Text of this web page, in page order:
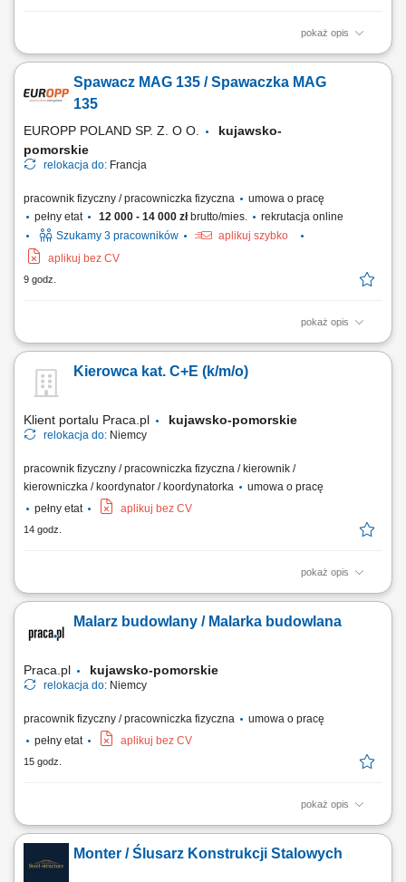
pokaż opis
Zakres działania prowadzenie własnej działalności w modelu
pozyskiwanie oraz obsługa klientów biznesowych; sprzedaż usług
marketingu internetowego (strony WWW, sklepy internetowe, social
Spawacz MAG 135 / Spawaczka MAG
135
EUROPP POLAND SP. Z. O O.
kujawsko-
pomorskie
relokacja do: Francja
pracownik fizyczny / pracowniczka fizyczna
umowa o pracę
pełny etat
12 000 - 14 000 złbrutto/mies.
rekrutacja online
Szukamy 3 pracowników
aplikuj szybko
aplikuj bez CV
9 godz.
pokaż opis
Zakres obowiązków: spawanie słupów i wsporników wykorzystywanych
stali czarnej, praca na materiałach o grubości 5–25 mm, spawanie
elementów głównie w pozycji pachwinowej (FW), kontrola jakości
Kierowca kat. C+E (k/m/o)
Klient portalu Praca.pl kujawsko-pomorskie
relokacja do: Niemcy
pracownik fizyczny / pracowniczka fizyczna / kierownik /
kierowniczka / koordynator / koordynatorka
umowa o pracę
pełny etat
aplikuj bez CV
14 godz.
pokaż opis
Prowadzenie pojazdów ciężarowych o DMC pow. 3,5 t z
budowlanych. Transport gabarytów, maszyn budowlanych oraz
elementów konstrukcyjnych pomiędzy lokalizacjami wykonawczymi.
Malarz budowlany / Malarka budowlana
Praca.pl kujawsko-pomorskie
relokacja do: Niemcy
pracownik fizyczny / pracowniczka fizyczna
umowa o pracę
pełny etat
aplikuj bez CV
15 godz.
pokaż opis
Opis stanowiska: Kompleksowe wykonywanie prac malarskich i
remontowo-wykończeniowych. Przygotowanie powierzchni poprzez
szlifowanie i szpachlowanie. Malowanie wnętrz oraz fasad budynków.
Monter / Ślusarz Konstrukcji Stalowych